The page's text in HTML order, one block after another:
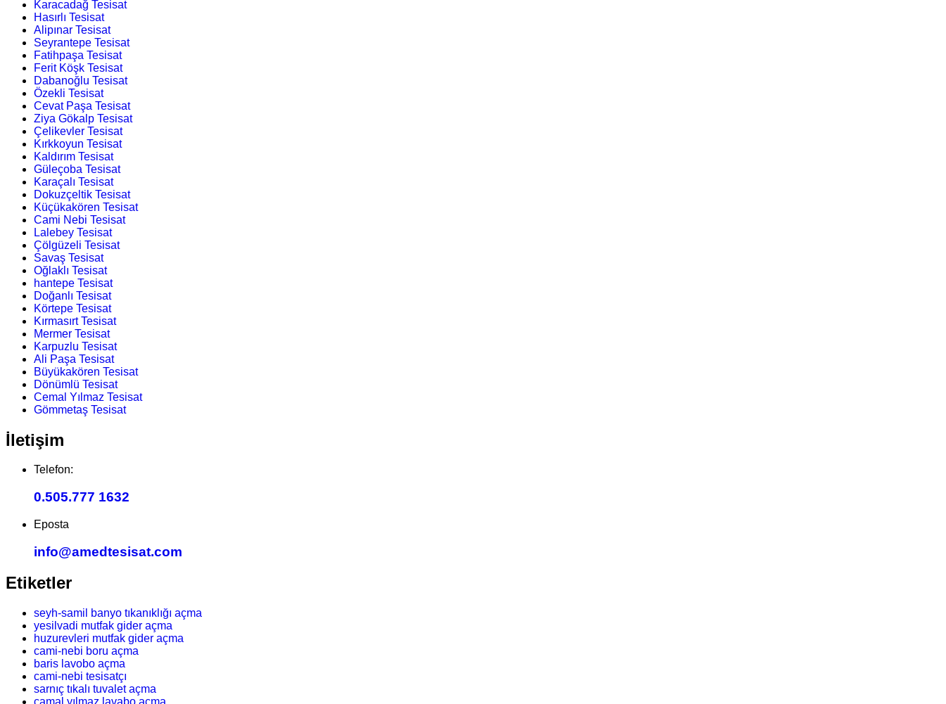
Karacadağ Tesisat
Hasırlı Tesisat
Alipınar Tesisat
Seyrantepe Tesisat
Fatihpaşa Tesisat
Ferit Köşk Tesisat
Dabanoğlu Tesisat
Özekli Tesisat
Cevat Paşa Tesisat
Ziya Gökalp Tesisat
Çelikevler Tesisat
Kırkkoyun Tesisat
Kaldırım Tesisat
Güleçoba Tesisat
Karaçalı Tesisat
Dokuzçeltik Tesisat
Küçükakören Tesisat
Cami Nebi Tesisat
Lalebey Tesisat
Çölgüzeli Tesisat
Savaş Tesisat
Oğlaklı Tesisat
hantepe Tesisat
Doğanlı Tesisat
Körtepe Tesisat
Kırmasırt Tesisat
Mermer Tesisat
Karpuzlu Tesisat
Ali Paşa Tesisat
Büyükakören Tesisat
Dönümlü Tesisat
Cemal Yılmaz Tesisat
Gömmetaş Tesisat
İletişim
Telefon:
0.505.777 1632
Eposta
info@amedtesisat.com
Etiketler
seyh-samil banyo tıkanıklığı açma
yesilvadi mutfak gider açma
huzurevleri mutfak gider açma
cami-nebi boru açma
baris lavobo açma
cami-nebi tesisatçı
sarnıç tıkalı tuvalet açma